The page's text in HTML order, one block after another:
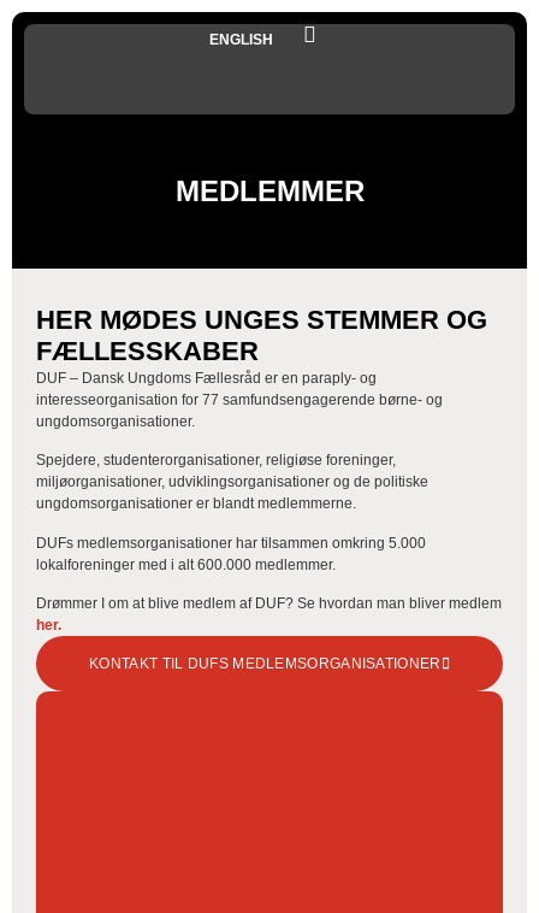
ENGLISH
MEDLEMMER
HER MØDES UNGES STEMMER OG
FÆLLESSKABER
DUF – Dansk Ungdoms Fællesråd er en paraply- og
interesseorganisation for 77 samfundsengagerende børne- og
ungdomsorganisationer.
Spejdere, studenterorganisationer, religiøse foreninger,
miljøorganisationer, udviklingsorganisationer og de politiske
ungdomsorganisationer er blandt medlemmerne.
DUFs medlemsorganisationer har tilsammen omkring 5.000
lokalforeninger med i alt 600.000 medlemmer.
Drømmer I om at blive medlem af DUF? Se hvordan man bliver medlem
her.
KONTAKT TIL DUFS MEDLEMSORGANISATIONER